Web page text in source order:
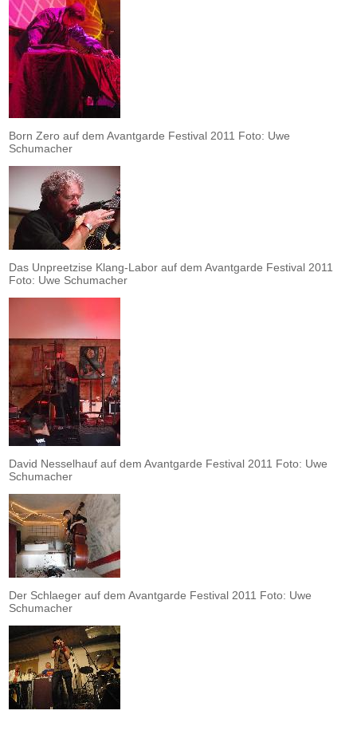
Born Zero auf dem Avantgarde Festival 2011 Foto: Uwe
Schumacher
Das Unpreetzise Klang-Labor auf dem Avantgarde Festival 2011
Foto: Uwe Schumacher
David Nesselhauf auf dem Avantgarde Festival 2011 Foto: Uwe
Schumacher
Der Schlaeger auf dem Avantgarde Festival 2011 Foto: Uwe
Schumacher